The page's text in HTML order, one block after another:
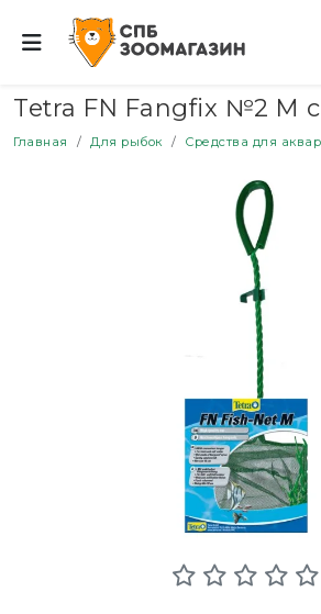
Tetra FN Fangfix №2 M
Главная Для рыбок Средства для